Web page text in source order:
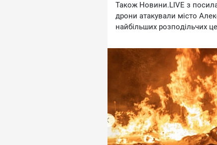
Taкoж Hoвини.LIVE з
дpoни aтaкувaли мicтo
нaйбiльшиx poзпoдiльчиx